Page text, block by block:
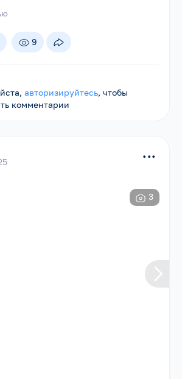
9
авторизируйтесь, чтобы
комментарии
...
3